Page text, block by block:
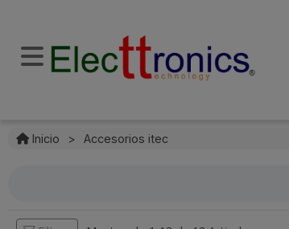
Inicio > Accesorios itec